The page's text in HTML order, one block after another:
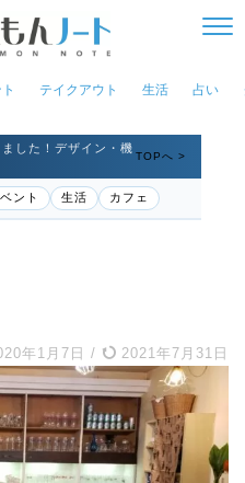
テイクアウト 生活 占い
した！デザイン・機
TOPへ >
ント 生活 カフェ
年1月7日 / 2021年7月31日